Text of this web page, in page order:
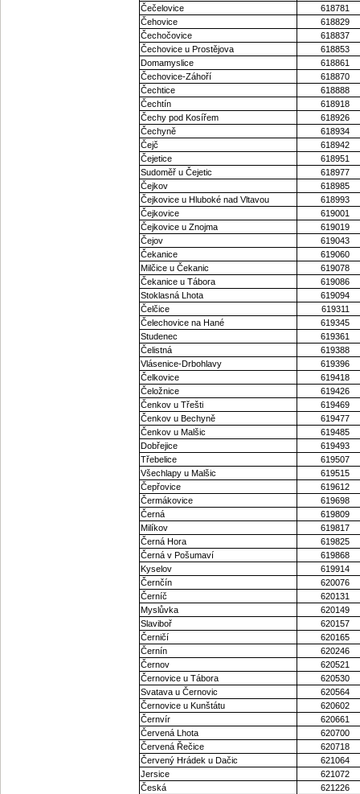
Čečelovice
618781
Čehovice
618829
Čechočovice
618837
Čechovice u Prostějova
618853
Domamyslice
618861
Čechovice-Záhoří
618870
Čechtice
618888
Čechtín
618918
Čechy pod Kosířem
618926
Čechyně
618934
Čejč
618942
Čejetice
618951
Sudoměř u Čejetic
618977
Čejkov
618985
Čejkovice u Hluboké nad Vltavou
618993
Čejkovice
619001
Čejkovice u Znojma
619019
Čejov
619043
Čekanice
619060
Milčice u Čekanic
619078
Čekanice u Tábora
619086
Stoklasná Lhota
619094
Čelčice
619311
Čelechovice na Hané
619345
Studenec
619361
Čelistná
619388
Vlásenice-Drbohlavy
619396
Čelkovice
619418
Čeložnice
619426
Čenkov u Třešti
619469
Čenkov u Bechyně
619477
Čenkov u Malšic
619485
Dobřejice
619493
Třebelice
619507
Všechlapy u Malšic
619515
Čepřovice
619612
Čermákovice
619698
Černá
619809
Milíkov
619817
Černá Hora
619825
Černá v Pošumaví
619868
Kyselov
619914
Černčín
620076
Černíč
620131
Myslůvka
620149
Slaviboř
620157
Černičí
620165
Černín
620246
Černov
620521
Černovice u Tábora
620530
Svatava u Černovic
620564
Černovice u Kunštátu
620602
Černvír
620661
Červená Lhota
620700
Červená Řečice
620718
Červený Hrádek u Dačic
621064
Jersice
621072
Česká
621226